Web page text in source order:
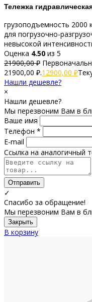
Тележка
грузоподъемность 2000
для погрузочно-
невысокой
Оценка 4.50 из 5
21900,00₽
21900,00 ₽.12900,00 ₽
Нашли дешевле?
×
Нашли дешевле?
Мы перезвоним Вам в
Ваше имя
Телефон *
E-mail
Ссылка на аналогичный
Отправить
✓
Спасибо за обращение!
Мы перезвоним Вам в
Закрыть
В корзину